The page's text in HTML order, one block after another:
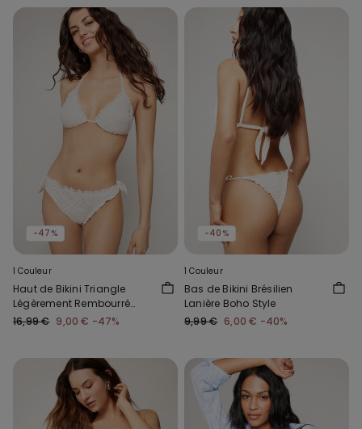
-47%
1 Couleur
Haut de Bikini Triangle
Légèrement Rembourré
Boho Style
16,99 € 9,00 € -47%
-40%
1 Couleur
Bas de Bikini Brésilien
Lanière Boho Style
9,99 € 6,00 € -40%